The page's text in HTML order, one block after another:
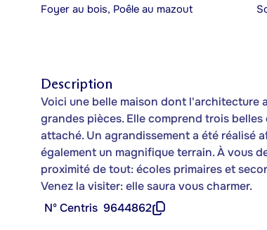
Foyer au bois, Poêle au mazout
Description
Voici une belle maison dont l'architecture
grandes pièces. Elle comprend trois
attaché. Un agrandissement a été réalisé
également un magnifique terrain. À vous
proximité de tout: écoles primaires et
Venez la visiter: elle saura vous charmer.
Nº Centris 9644862